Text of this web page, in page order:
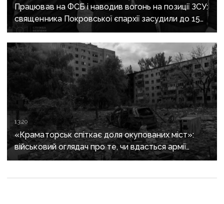
Працював на ФСБ і наводив вогонь на позиції ЗСУ:
священника Покровської єпархії засудили до 15
років
13:20
«Краматорськ спіткає доля окупованих міст»:
військовий оглядач про те, чи вдасться армії
рф захопити останню агломерацію Донеччини до